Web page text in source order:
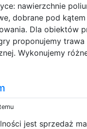
nawierzchnie
dobrane pod
Dla obiektów
proponujemy
Wykonujemy
jest sprzedaż